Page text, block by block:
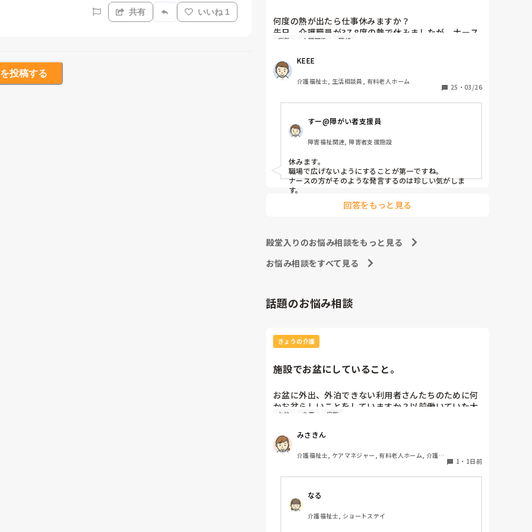
共有 いいね 1
投稿する
何度の熱が出たら仕事休みますか？
先日、介護職員が37.8度の熱で休みましたが、ナース
2人が「37.8度くらいで休む？私なら休まない。甘え
なら休みます。(平熱が低く微熱でもしんどいので)
皆さんの意見が聞きたいです。
病気 人間関係 職場
KEEE
介護福祉士, 生活相談員, 有料老人ホーム
25 ・ 03/26
すー@障がい者支援員
障害福祉関連, 障害者支援施設
休みます。
職場で広げないようにすることが第一ですね。
ナースの方がそのような発言するのは珍しい気がしま
す。
回答をもっと見る
殿堂入りのお悩み相談をもっと見る
お悩み相談をすべて見る
話題のお悩み相談
きょうの介護
施設でお盆にしていること。
お盆に外出、外泊できない利用者さんたちのために何
かお盆らしいことをしていますか？以前働いていた大
きな施設では実際に住職さんを呼びご焼香できるよう
は、食事内容が変わる、家族が面会に来る…などでし
た。お盆まであと少しです。何かしていることがあれ
ばぜひシェアよろしくお願いします。
お盆 食事 家族
みさきん
介護福祉士, ケアマネジャー, 有料老人ホーム, 介護老
1 ・ 1日前
なる
介護福祉士, ショートステイ